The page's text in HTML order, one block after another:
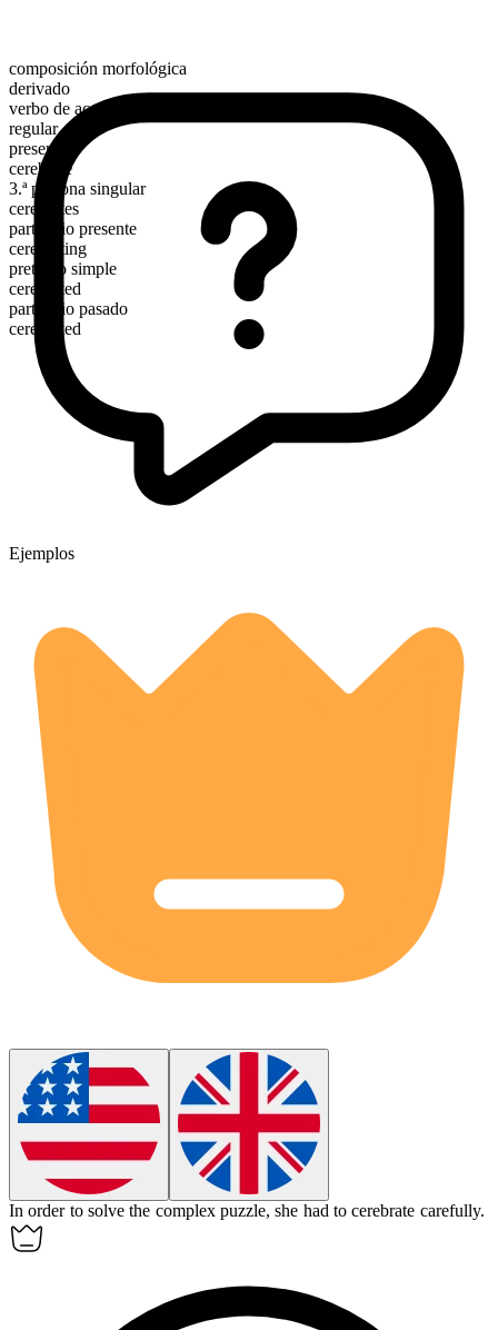
composición morfológica
derivado
verbo de acción
regular
presente
cerebrate
3.ª persona singular
cerebrates
participio presente
cerebrating
pretérito simple
cerebrated
participio pasado
cerebrated
Ejemplos
In order to solve the complex puzzle, she had tocerebrate carefully.